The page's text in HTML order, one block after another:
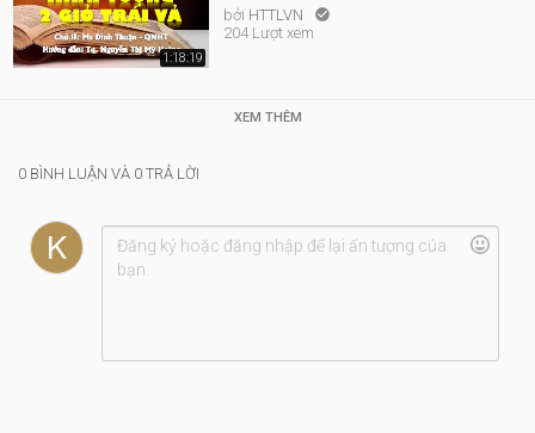
1:18:19
bởi HTTLVN 
204 Lượt xem
XEM THÊM
0 BÌNH LUẬN VÀ 0 TRẢ LỜI